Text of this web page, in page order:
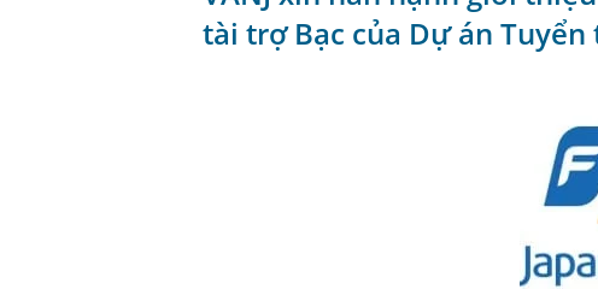
tài trợ Bạc của Dự án